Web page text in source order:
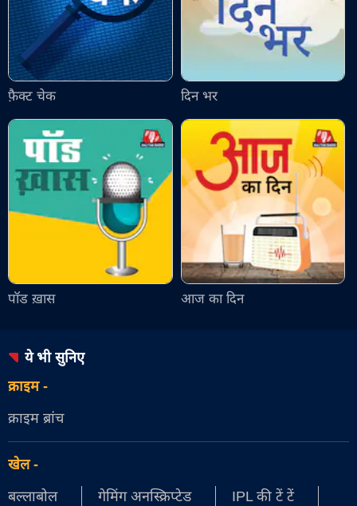
फ़ैक्ट चेक दिन भर
पॉड ख़ास आज का दिन
ये भी सुनिए
क्राइम-
क्राइम ब्रांच
खेल-
बल्लाबोल
गेमिंग अनस्क्रिप्टेड IPL की टें टें